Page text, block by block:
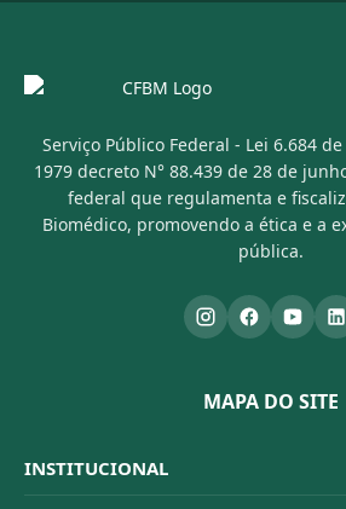
Serviço Público Federal - Lei 6.684
1979 decreto N° 88.439 de 28 de
federal que regulamenta e
Biomédico, promovendo a ética e a
pública.
MAPA DO SITE
INSTITUCIONAL